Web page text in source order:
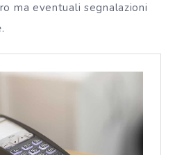
ma eventuali segnalazioni
.